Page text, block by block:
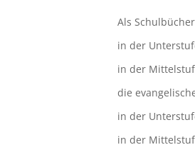
Als
in der
in der
die
in der
in der